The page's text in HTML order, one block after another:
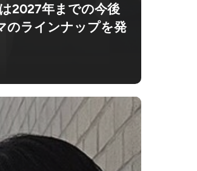
2027年までの今後
のラインナップを発